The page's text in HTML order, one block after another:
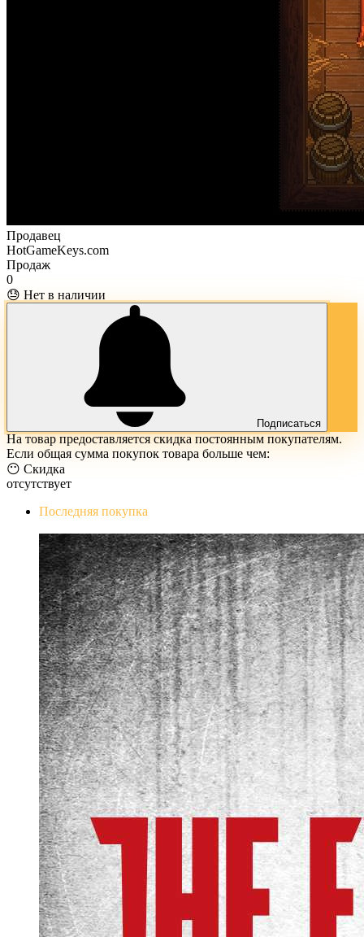
Продавец
HotGameKeys.com
Продаж
0
😓 Нет в наличии
Подписаться
На товар предоставляется скидка постоянным покупателям.
Если общая сумма покупок товара больше чем:
😶 Скидка
отсутствует
Последняя покупка